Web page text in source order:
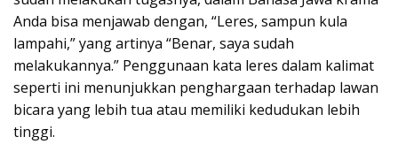
Anda bisa menjawab dengan, “Leres, sampun kula
lampahi,” yang artinya “Benar, saya sudah
melakukannya.” Penggunaan kata leres dalam kalimat
seperti ini menunjukkan penghargaan terhadap lawan
bicara yang lebih tua atau memiliki kedudukan lebih
tinggi.